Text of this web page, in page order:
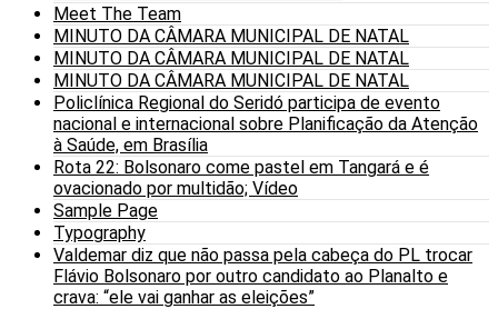
Meet The Team
MINUTO DA CÂMARA MUNICIPAL DE NATAL
MINUTO DA CÂMARA MUNICIPAL DE NATAL
MINUTO DA CÂMARA MUNICIPAL DE NATAL
Policlínica Regional do Seridó participa de evento
nacional e internacional sobre Planificação da Atenção
à Saúde, em Brasília
Rota 22: Bolsonaro come pastel em Tangará e é
ovacionado por multidão; Vídeo
Sample Page
Typography
Valdemar diz que não passa pela cabeça do PL trocar
Flávio Bolsonaro por outro candidato ao Planalto e
crava: “ele vai ganhar as eleições”